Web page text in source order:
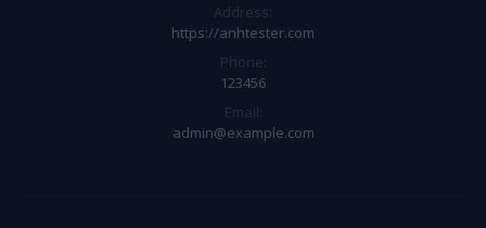
Address:
https://anhtester.com
Phone:
123456
Email:
admin@example.com